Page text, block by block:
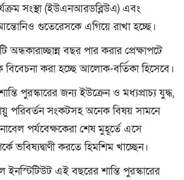
সংস্থা (ইউএনআরডব্লিউএ) এবং
গুতেরেসকে এগিয়ে রাখা হচ্ছে।
অন্ধকারাচ্ছান্ন বছর পার করার প্রেক্ষাপটে
বিবেচনা করা হচ্ছে আলোক-বর্তিকা হিসেবে।
পুরস্কারের জন্য ইউক্রেন ও মধ্যপ্রাচ্য যুদ্ধ,
পরিবর্তন সংকটসহ অনেক বিষয় সামনে
পর্যবেক্ষকেরা শেষ মুহূর্তে এসে
ভবিষ্যদ্বাণী করতে হিমশিম খাচ্ছেন।
এই বছরের শান্তি পুরস্কারের